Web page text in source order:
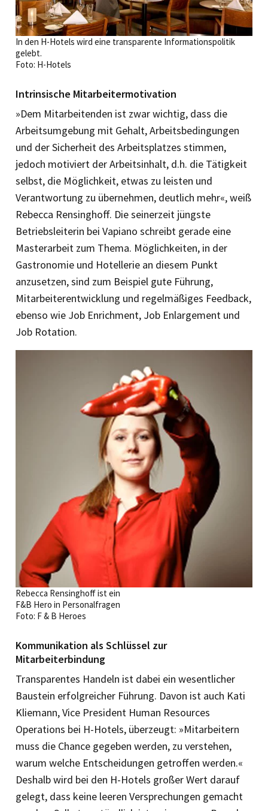
In den H-Hotels wird eine transparente Informationspolitik
gelebt.
Foto: H-Hotels
Intrinsische Mitarbeitermotivation
»Dem Mitarbeitenden ist zwar wichtig, dass die
Arbeitsumgebung mit Gehalt, Arbeitsbedingungen
und der Sicherheit des Arbeitsplatzes stimmen,
jedoch motiviert der Arbeitsinhalt, d.h. die Tätigkeit
selbst, die Möglichkeit, etwas zu leisten und
Verantwortung zu übernehmen, deutlich mehr«, weiß
Rebecca Rensinghoff. Die seinerzeit jüngste
Betriebsleiterin bei Vapiano schreibt gerade eine
Masterarbeit zum Thema. Möglichkeiten, in der
Gastronomie und Hotellerie an diesem Punkt
anzusetzen, sind zum Beispiel gute Führung,
Mitarbeiterentwicklung und regelmäßiges Feedback,
ebenso wie Job Enrichment, Job Enlargement und
Job Rotation.
Rebecca Rensinghoff ist ein
F&B Hero in Personalfragen
Foto: F & B Heroes
Kommunikation als Schlüssel zur
Mitarbeiterbindung
Transparentes Handeln ist dabei ein wesentlicher
Baustein erfolgreicher Führung. Davon ist auch Kati
Kliemann, Vice President Human Resources
Operations bei H-Hotels, überzeugt: »Mitarbeitern
muss die Chance gegeben werden, zu verstehen,
warum welche Entscheidungen getroffen werden.«
Deshalb wird bei den H-Hotels großer Wert darauf
gelegt, dass keine leeren Versprechungen gemacht